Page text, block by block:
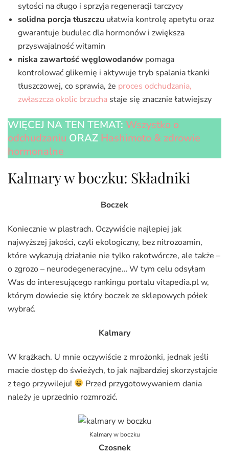
sytości na długo i sprzyja regeneracji tarczycy
solidna porcja tłuszczu ułatwia kontrolę apetytu oraz
gwarantuje budulec dla hormonów i zwiększa
przyswajalność witamin
niska zawartość węglowodanów pomaga
kontrolować glikemię i aktywuje tryb spalania tkanki
tłuszczowej, co sprawia, że proces odchudzania,
zwłaszcza okolic brzucha staje się znacznie łatwiejszy
WIĘCEJ NA TEN TEMAT: Wszystko o
odchudzaniu ORAZ Hashimoto & zdrowie
hormonalne
Kalmary w boczku: Składniki
Boczek
Koniecznie w plastrach. Oczywiście najlepiej jak
najwyższej jakości, czyli ekologiczny, bez nitrozoamin,
które wykazują działanie nie tylko rakotwórcze, ale także –
o zgrozo – neurodegeneracyjne… W tym celu odsyłam
Was do interesującego rankingu portalu vitapedia.pl w,
którym dowiecie się który boczek ze sklepowych półek
wybrać.
Kalmary
W krążkach. U mnie oczywiście z mrożonki, jednak jeśli
macie dostęp do świeżych, to jak najbardziej skorzystajcie
z tego przywileju!
Przed przygotowywaniem dania
należy je uprzednio rozmrozić.
Kalmary w boczku
Czosnek